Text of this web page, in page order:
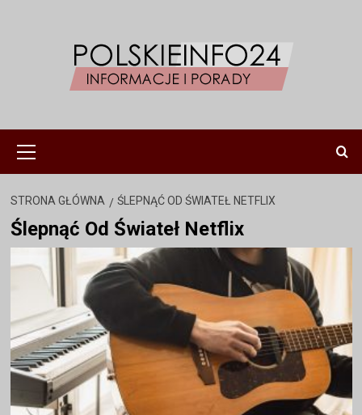
główne
STRONA GŁÓWNA ŚLEPNĄĆ OD ŚWIATEŁ NETFLIX
Ślepnąć Od Świateł Netflix